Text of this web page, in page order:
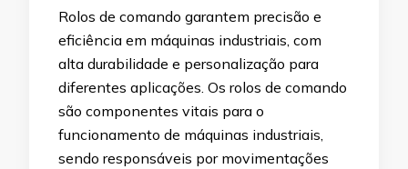
Rolos de comando garantem precisão e
eficiência em máquinas industriais, com
alta durabilidade e personalização para
diferentes aplicações. Os rolos de comando
são componentes vitais para o
funcionamento de máquinas industriais,
sendo responsáveis por movimentações